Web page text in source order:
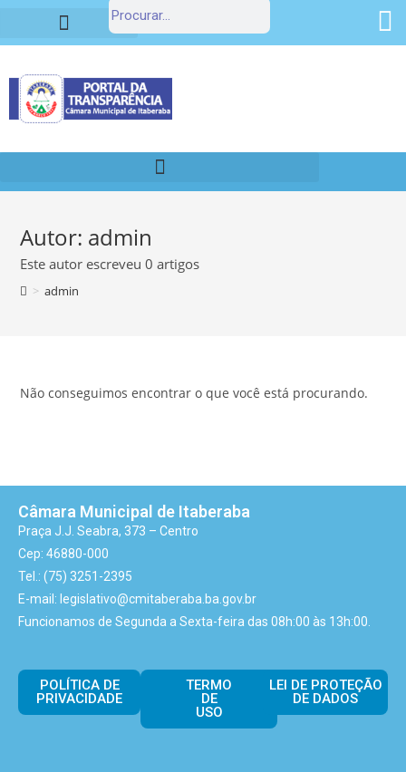
Autor: admin
Este autor escreveu 0 artigos
> admin
Não conseguimos encontrar o que você está procurando.
Câmara Municipal de Itaberaba
Praça J.J. Seabra, 373 – Centro
Cep: 46880-000
Tel.: (75) 3251-2395
E-mail: legislativo@cmitaberaba.ba.gov.br
Funcionamos de Segunda a Sexta-feira das 08h:00 às 13h:00.
POLÍTICA DE
PRIVACIDADE
TERMO
DE
USO
LEI DE PROTEÇÃO
DE DADOS